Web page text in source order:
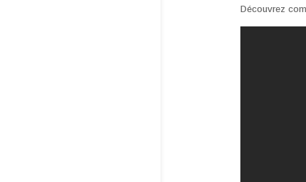
Découvrez